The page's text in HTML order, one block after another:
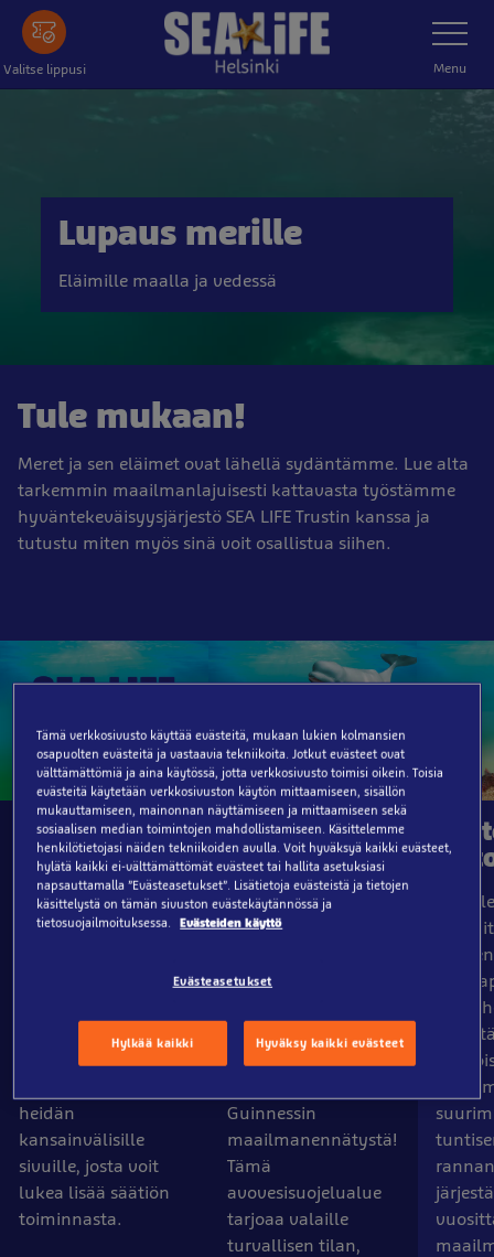
Tästä
pääsisältöön
Valitse lippusi
Toggle
Navigation
Menu
Lupaus merille
Eläimille maalla ja vedessä
Tule mukaan!
Meret ja sen eläimet ovat lähellä sydäntämme. Lue alta
tarkemmin maailmanlajuisesti kattavasta työstämme
hyväntekeväisyysjärjestö SEA LIFE Trustin kanssa ja
tutustu miten myös sinä voit osallistua siihen.
SEA LIFE Trust
SEA LIFE Trust-säätiö
on yksi tärkeimmistä
yhteistyökumppaneistamme
Säätiön tärkeimpänä
suojella maailman
meriä. Alla olevasta
heidän
kansainvälisille
sivuille, josta voit
lukea lisää säätiön
toiminnasta.
Valaiden
Vartijat
Yhteistyössä WDC:n
kanssa olemme
maailman
maitovalaiden
suojelualueen, joka
Guinnessin
maailmanennätystä!
Tämä
avovesisuojelualue
tarjoaa valaille
turvallisen tilan,
yksi
Tämä verkkosivusto käyttää evästeitä, mukaan lukien kolmansien
osapuolten evästeitä ja vastaavia tekniikoita. Jotkut evästeet ovat
välttämättömiä ja aina käytössä, jotta verkkosivusto toimisi oikein. Toisia
evästeitä käytetään verkkosivuston käytön mittaamiseen, sisällön
mukauttamiseen, mainonnan näyttämiseen ja mittaamiseen sekä
sosiaalisen median toimintojen mahdollistamiseen. Käsittelemme
henkilötietojasi näiden tekniikoiden avulla. Voit hyväksyä kaikki evästeet,
hylätä kaikki ei-välttämättömät evästeet tai hallita asetuksiasi
napsauttamalla ”Evästeasetukset”. Lisätietoja evästeistä ja tietojen
käsittelystä on tämän sivuston evästekäytännössä ja
tietosuojailmoituksessa.
Evästeiden käyttö
Evästeasetukset
Hylkää kaikki Hyväksy kaikki evästeet